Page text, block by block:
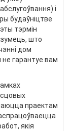
і
будаўніцтве
тэрмін
што
дом
не гарантуе вам
праектам
якія